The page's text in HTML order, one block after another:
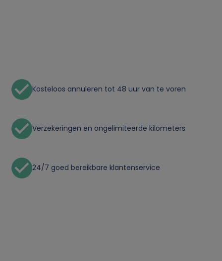
Kosteloos annuleren tot 48 uur van te voren
Verzekeringen en ongelimiteerde kilometers
24/7 goed bereikbare klantenservice
o
n